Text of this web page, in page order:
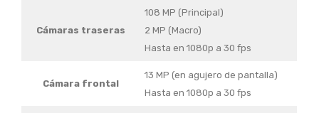
Cámaras traseras
108 MP (Principal)
2 MP (Macro)
Hasta en 1080p a 30 fps
Cámara frontal
13 MP (en agujero de pantalla)
Hasta en 1080p a 30 fps